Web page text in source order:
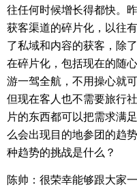
往任何时候增长得都快。
获客渠道的碎片化，以往
了私域和内容的获客，除
在碎片化，包括现在的随
游一驾全航，不用操心就
但现在客人也不需要旅行
片的东西都可以把需求满
么会出现目的地参团的趋
种趋势的挑战是什么？
陈帅：很荣幸能够跟大家